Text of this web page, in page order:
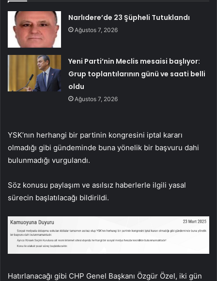
Narlıdere’de 23 Şüpheli Tutuklandı
Ağustos 7, 2026
Yeni Parti’nin Meclis mesaisi başlıyor:
Grup toplantılarının günü ve saati belli
oldu
Ağustos 7, 2026
YSK’nın herhangi bir partinin kongresini iptal kararı
olmadığı gibi gündeminde buna yönelik bir başvuru dahi
bulunmadığı vurgulandı.
Söz konusu paylaşım ve asılsız haberlerle ilgili yasal
sürecin başlatılacağı bildirildi.
Hatırlanacağı gibi CHP Genel Başkanı Özgür Özel, iki gün